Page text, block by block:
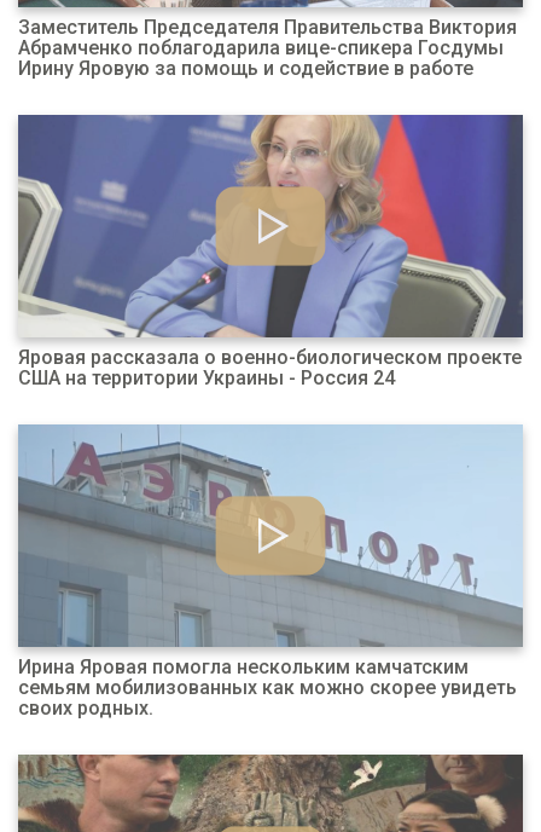
Заместитель Председателя Правительства Виктория
Абрамченко поблагодарила вице-спикера Госдумы
Ирину Яровую за помощь и содействие в работе
Яровая рассказала о военно-биологическом проекте
США на территории Украины - Россия 24
Ирина Яровая помогла нескольким камчатским
семьям мобилизованных как можно скорее увидеть
своих родных.